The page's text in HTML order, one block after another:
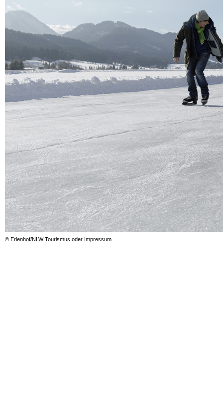
© Erlenhof/NLW Tourismus oder Impressum